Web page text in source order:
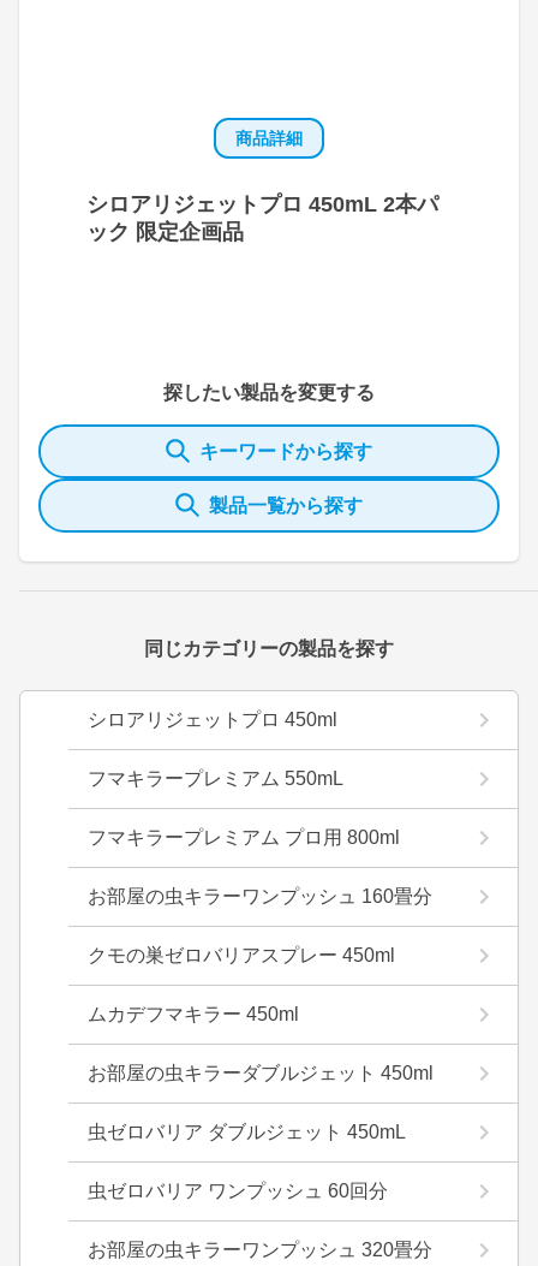
商品詳細
シロアリジェットプロ 450mL 2本パ
ック 限定企画品
探したい製品を変更する
キーワードから探す
製品一覧から探す
同じカテゴリーの製品を探す
シロアリジェットプロ 450ml
フマキラープレミアム 550mL
フマキラープレミアム プロ用 800ml
お部屋の虫キラーワンプッシュ 160畳分
クモの巣ゼロバリアスプレー 450ml
ムカデフマキラー 450ml
お部屋の虫キラーダブルジェット 450ml
虫ゼロバリア ダブルジェット 450mL
虫ゼロバリア ワンプッシュ 60回分
お部屋の虫キラーワンプッシュ 320畳分